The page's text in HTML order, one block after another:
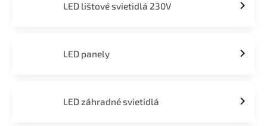
LED lištové svietidlá 230V
LED panely
LED záhradné svietidlá